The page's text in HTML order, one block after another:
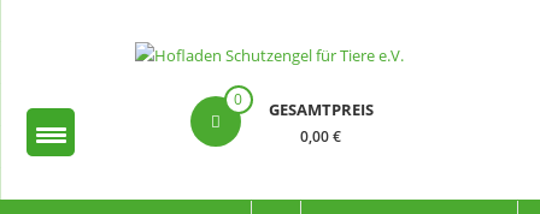
Schutzengel
0 GESAMTPREIS
0,00 €